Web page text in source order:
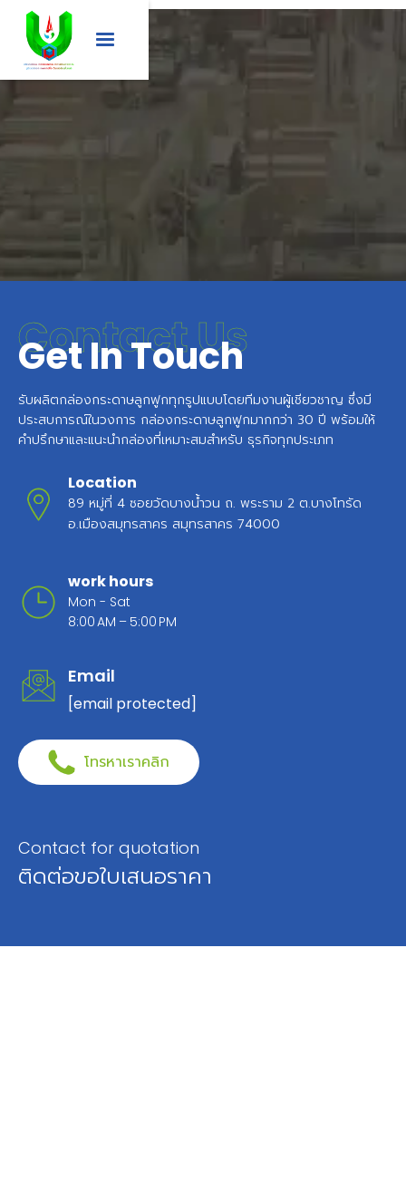
Contact Us
Get In Touch
รับผลิตกล่องกระดาษลูกฟูกทุกรูปแบบโดยทีมงานผู้เชียวชาญ ซึ่งมี
ประสบการณ์ในวงการ กล่องกระดาษลูกฟูกมากกว่า 30 ปี พร้อมให้
คำปรึกษาและแนะนำกล่องที่เหมาะสมสำหรับ ธุรกิจทุกประเภท
Location
89 หมู่ที่ 4 ซอยวัดบางน้ำวน ถ. พระราม 2 ต.บางโทรัด
อ.เมืองสมุทรสาคร สมุทรสาคร 74000
work hours
Mon - Sat
8:00 AM – 5:00 PM
Email
[email protected]
โทรหาเราคลิก
Contact for quotation
ติดต่อขอใบเสนอราคา